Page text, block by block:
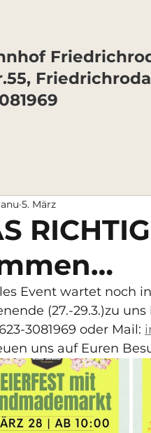
Friedrichroda
5. März
Event wartet noch
(27.-29.3.)zu
3081969 oder Mail:
uns auf Euren